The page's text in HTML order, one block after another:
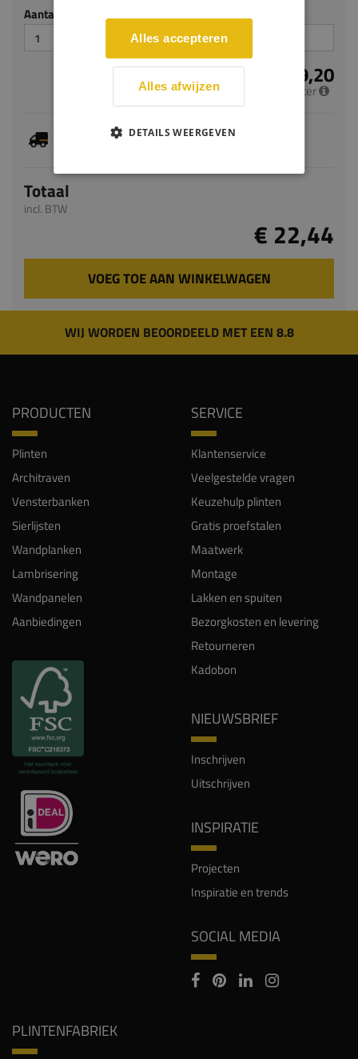
Aantal stuks
€ 9,20
per meter
Je hebt gekozen voor maatwerk, de verwachte
Totaal
incl. BTW
€ 22,44
VOEG TOE AAN WINKELWAGEN
WIJ WORDEN BEOORDEELD MET EEN 8.8
PRODUCTEN
Plinten
Architraven
Vensterbanken
Sierlijsten
Wandplanken
Lambrisering
Wandpanelen
Aanbiedingen
SERVICE
Klantenservice
Veelgestelde vragen
Keuzehulp plinten
Gratis proefstalen
Maatwerk
Montage
Lakken en spuiten
Bezorgkosten en levering
Retourneren
Kadobon
NIEUWSBRIEF
Inschrijven
Uitschrijven
INSPIRATIE
Projecten
Inspiratie en trends
SOCIAL MEDIA
PLINTENFABRIEK
Alles accepteren
Alles afwijzen
DETAILS WEERGEVEN